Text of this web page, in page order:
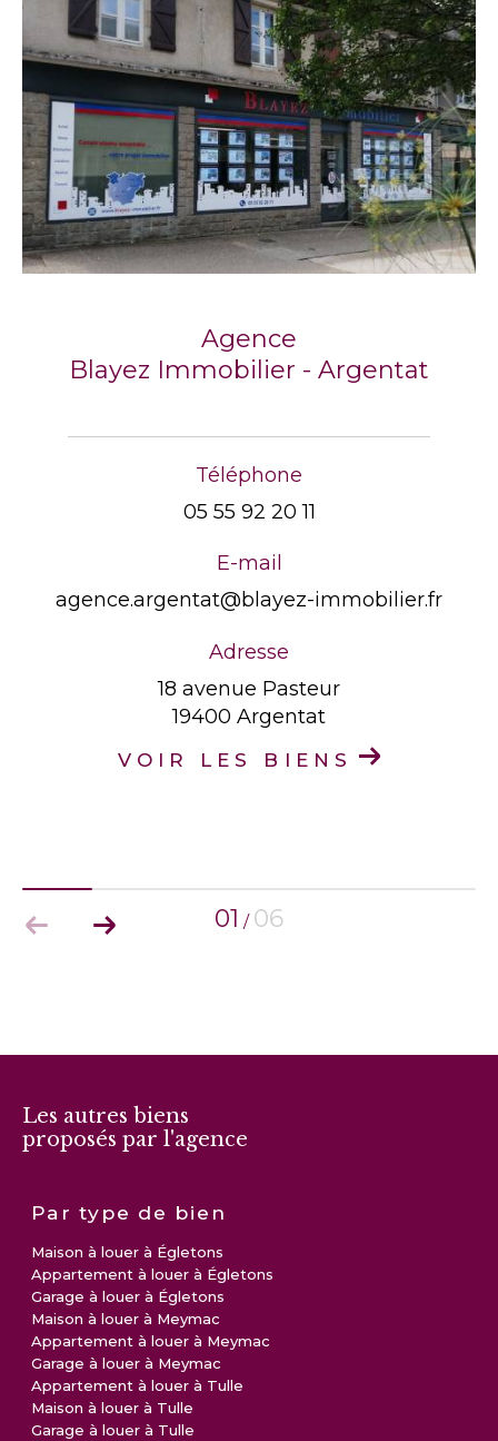
Agence
Blayez Immobilier - Argentat
Téléphone
05 55 92 20 11
E-mail
agence.argentat@blayez-immobilier.fr
Adresse
18 avenue Pasteur
19400 Argentat
VOIR LES BIENS
01 / 06
Les autres biens
proposés par l'agence
Par type de bien
Maison à louer à Égletons
Appartement à louer à Égletons
Garage à louer à Égletons
Maison à louer à Meymac
Appartement à louer à Meymac
Garage à louer à Meymac
Appartement à louer à Tulle
Maison à louer à Tulle
Garage à louer à Tulle